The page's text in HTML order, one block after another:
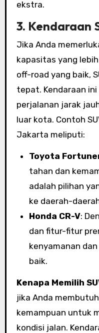
ekstra.
3. Kendaraan
Jika Anda
kapasitas yang
off-road yang baik,
tepat. Kendaraan
perjalanan jarak
luar kota. Contoh
Jakarta meliputi:
Toyota
tahan dan
adalah pilihan
ke daerah-
Honda CR-V:
dan fitur-fitur
kenyamanan
baik.
Kenapa Memilih
jika Anda
kemampuan untuk
kondisi jalan.